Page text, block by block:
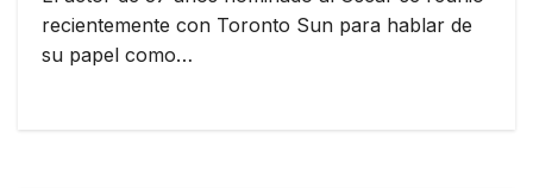
recientemente con Toronto Sun para hablar de
su papel como…